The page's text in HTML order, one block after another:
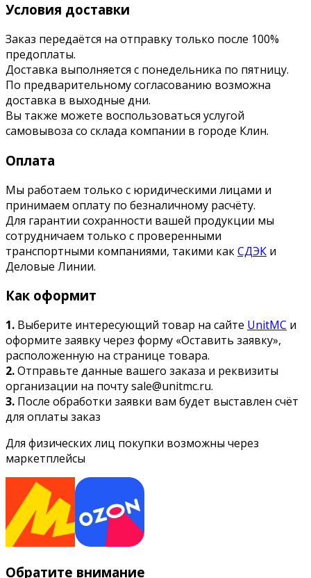
Условия доставки
Заказ передаётся на отправку только после 100%
предоплаты.
Доставка выполняется с понедельника по пятницу.
По предварительному согласованию возможна
доставка в выходные дни.
Вы также можете воспользоваться услугой
самовывоза со склада компании в городе Клин.
Оплата
Мы работаем только с юридическими лицами и
принимаем оплату по безналичному расчёту.
Для гарантии сохранности вашей продукции мы
сотрудничаем только с проверенными
транспортными компаниями, такими какСДЭК и
Деловые Линии.
Как оформит
1. Выберите интересующий товар на сайте UnitMC и
оформите заявку через форму «Оставить заявку»,
расположенную на странице товара.
2.Отправьте данные вашего заказа и реквизиты
организации на почту sale@unitmc.ru.
3. После обработки заявки вам будет выставлен счёт
для оплаты заказ
Для физических лиц покупки возможны через
маркетплейсы
Обратите внимание